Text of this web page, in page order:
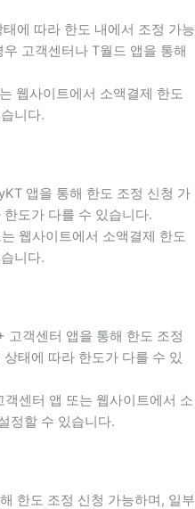
에 따라 한도 내에서 조정 가능
고객센터나 T월드 앱을 통해
웹사이트에서 소액결제 한도
니다.
앱을 통해 한도 조정 신청 가
도가 다를 수 있습니다.
웹사이트에서 소액결제 한도
니다.
고객센터 앱을 통해 한도 조정
태에 따라 한도가 다를 수 있
객센터 앱 또는 웹사이트에서 소
정할 수 있습니다.
한도 조정 신청 가능하며, 일부